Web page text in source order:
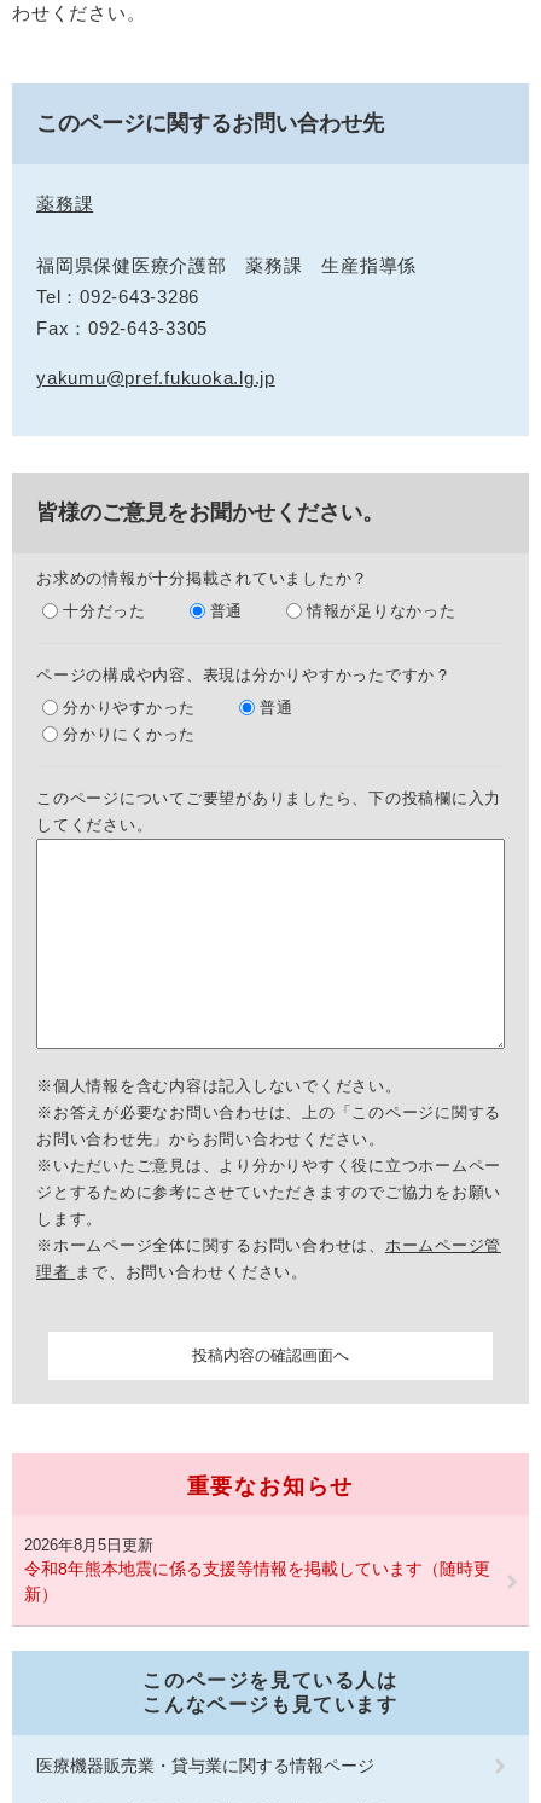
わせください。
このページに関するお問い合わせ先
薬務課
福岡県保健医療介護部 薬務課 生産指導係
Tel：092-643-3286
Fax：092-643-3305
yakumu@pref.fukuoka.lg.jp
皆様のご意見をお聞かせください。
お求めの情報が十分掲載されていましたか？
十分だった
普通 情報が足りなかった
ページの構成や内容、表現は分かりやすかったですか？
分かりやすかった
普通
分かりにくかった
このページについてご要望がありましたら、下の投稿欄に入力
してください。
※個人情報を含む内容は記入しないでください。
※お答えが必要なお問い合わせは、上の「このページに関する
お問い合わせ先」からお問い合わせください。
※いただいたご意見は、より分かりやすく役に立つホームペー
ジとするために参考にさせていただきますのでご協力をお願い
します。
※ホームページ全体に関するお問い合わせは、 ホームページ管
理者 まで、お問い合わせください。
重要なお知らせ
2026年8月5日更新
令和8年熊本地震に係る支援等情報を掲載しています（随時更
新）
このページを見ている人は
こんなページも見ています
医療機器販売業・貸与業に関する情報ページ